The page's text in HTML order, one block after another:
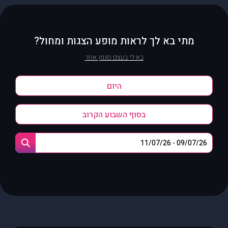
מתי בא לך לראות מופע הצגות ומחול?
בא לי בעצם סגנון אחר
היום
בסוף השבוע הקרוב